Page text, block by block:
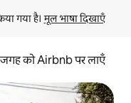
गया है। मूल भाषा दिखाएँ
को Airbnb पर लाएँ